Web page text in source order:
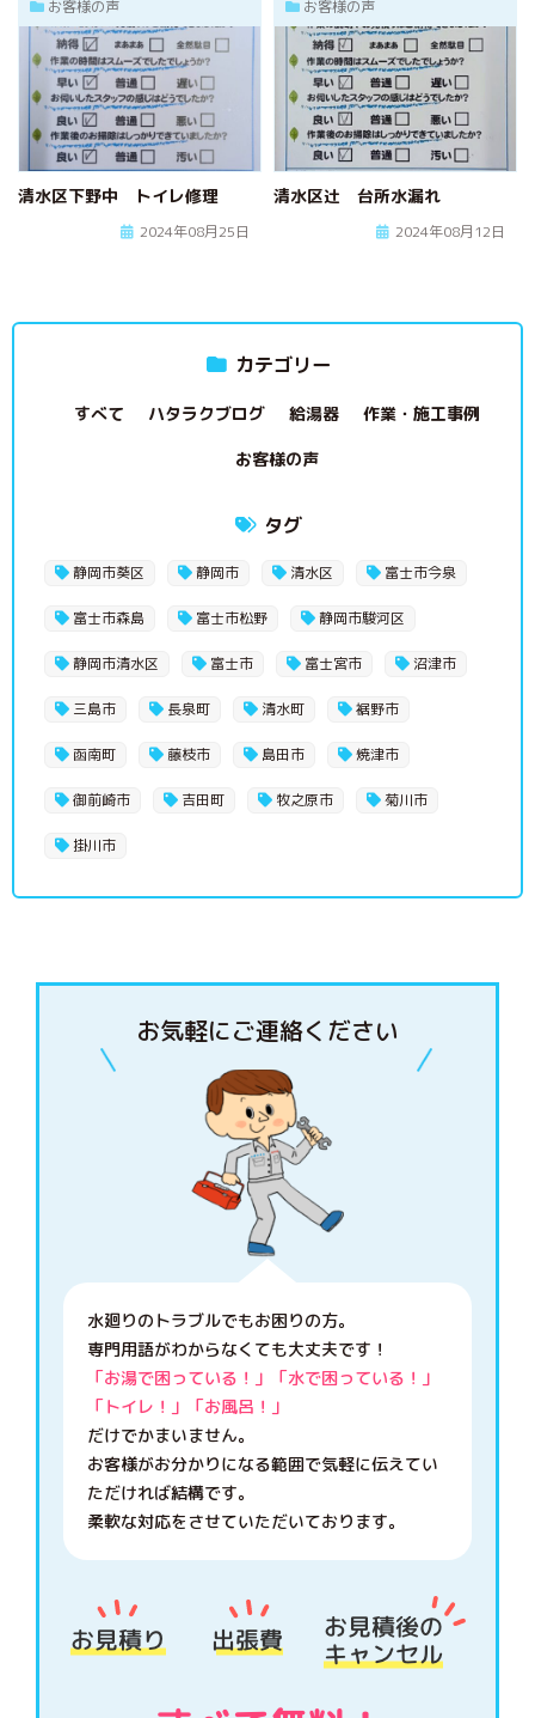
お客様の声
清水区下野中 トイレ修理
2024年08月25日
お客様の声
清水区辻 台所水漏れ
2024年08月12日
カテゴリー
すべて ハタラクブログ 給湯器
作業・施工事例
お客様の声
タグ
静岡市葵区 静岡市 清水区 富士市今泉
富士市森島 富士市松野 静岡市駿河区
静岡市清水区 富士市 富士宮市 沼津市
三島市 長泉町 清水町 裾野市
函南町 藤枝市 島田市 焼津市
御前崎市 吉田町 牧之原市 菊川市
掛川市
お気軽にご連絡ください
水廻りのトラブルでもお困りの方。
専門用語がわからなくても大丈夫です！
「お湯で困っている！」「水で困っている！」
「トイレ！」「お風呂！」
だけでかまいません。
お客様がお分かりになる範囲で気軽に伝えてい
ただければ結構です。
柔軟な対応をさせていただいております。